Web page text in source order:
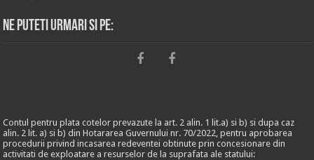
Ne puteti urmari si pe:
Contul pentru plata cotelor prevazute la art. 2 alin. 1 lit.a) si b) si dupa caz
alin. 2 lit. a) si b) din Hotararea Guvernului nr. 70/2022, pentru aprobarea
procedurii privind incasarea redeventei obtinute prin concesionare din
activitati de exploatare a resurselor de la suprafata ale statului: